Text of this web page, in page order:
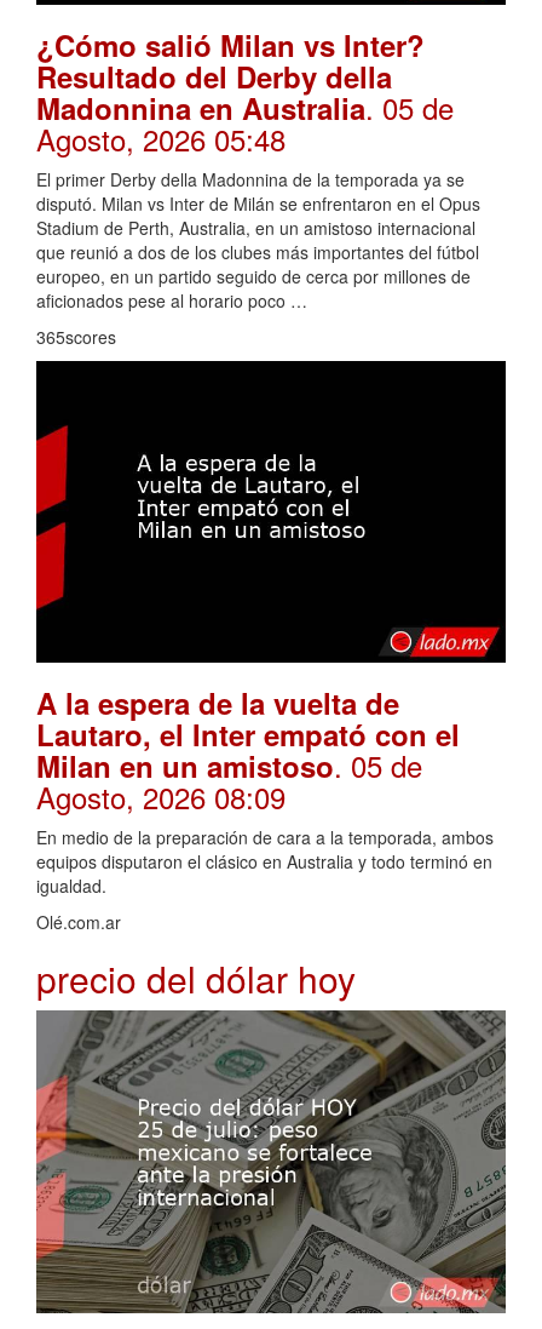
¿Cómo salió Milan vs Inter?
Resultado del Derby della
Madonnina en Australia. 05 de
Agosto, 2026 05:48
El primer Derby della Madonnina de la temporada ya se
disputó. Milan vs Inter de Milán se enfrentaron en el Opus
Stadium de Perth, Australia, en un amistoso internacional
que reunió a dos de los clubes más importantes del fútbol
europeo, en un partido seguido de cerca por millones de
aficionados pese al horario poco …
365scores
A la espera de la vuelta de
Lautaro, el Inter empató con el
Milan en un amistoso. 05 de
Agosto, 2026 08:09
En medio de la preparación de cara a la temporada, ambos
equipos disputaron el clásico en Australia y todo terminó en
igualdad.
Olé.com.ar
precio del dólar hoy